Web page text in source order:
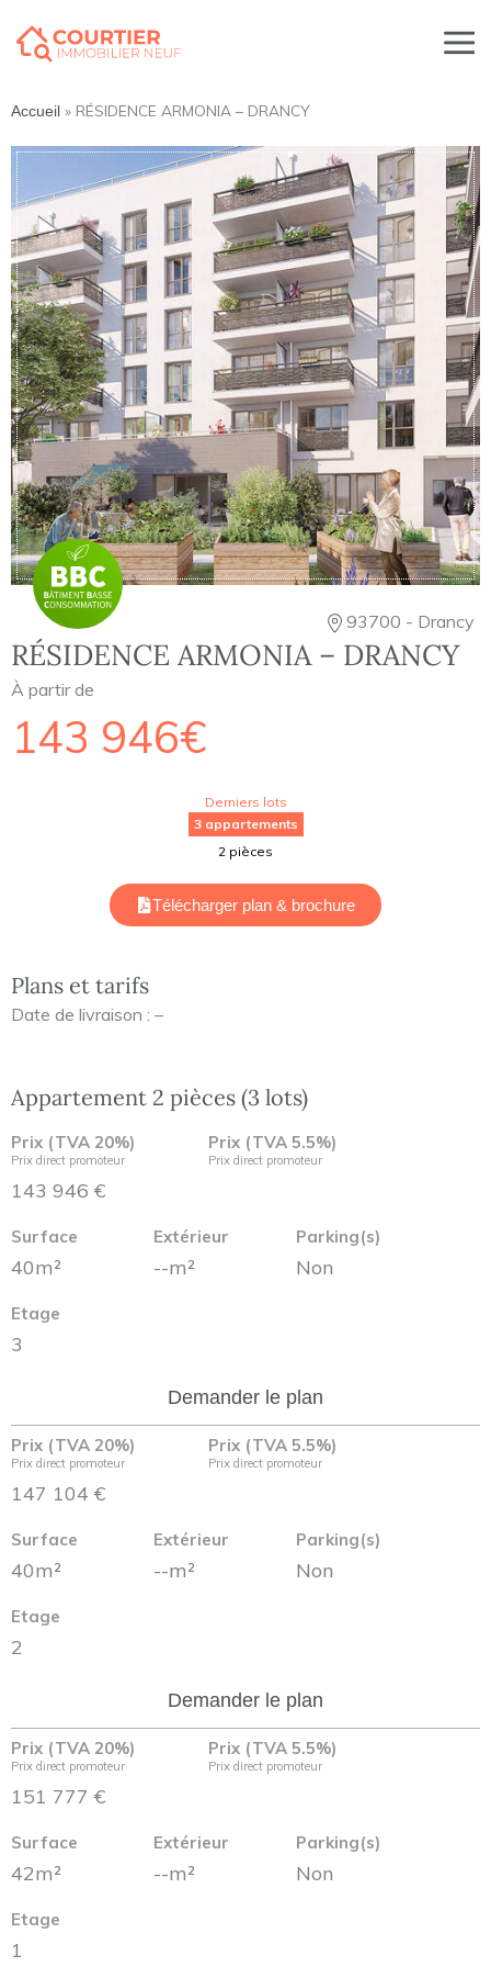
Accueil » RÉSIDENCE ARMONIA – DRANCY
93700 - Drancy
RÉSIDENCE ARMONIA – DRANCY
À partir de
143 946€
Derniers lots
3 appartements
2 pièces
Télécharger plan & brochure
Plans et tarifs
Date de livraison : –
Appartement 2 pièces (3 lots)
Prix (TVA 20%)
Prix direct promoteur
143 946 €
Prix (TVA 5.5%)
Prix direct promoteur
Surface
40m²
Extérieur
--m²
Parking(s)
Non
Etage
3
Demander le plan
Prix (TVA 20%)
Prix direct promoteur
147 104 €
Prix (TVA 5.5%)
Prix direct promoteur
Surface
40m²
Extérieur
--m²
Parking(s)
Non
Etage
2
Demander le plan
Prix (TVA 20%)
Prix direct promoteur
151 777 €
Prix (TVA 5.5%)
Prix direct promoteur
Surface
42m²
Extérieur
--m²
Parking(s)
Non
Etage
1